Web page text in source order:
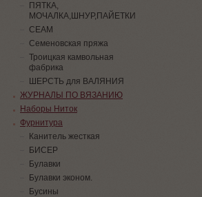
ПЯТКА,
МОЧАЛКА,ШНУР,ПАЙЕТКИ
СЕАМ
Семеновская пряжа
Троицкая камвольная
фабрика
ШЕРСТЬ для ВАЛЯНИЯ
ЖУРНАЛЫ ПО ВЯЗАНИЮ
Наборы Ниток
Фурнитура
Канитель жесткая
БИСЕР
Булавки
Булавки эконом.
Бусины